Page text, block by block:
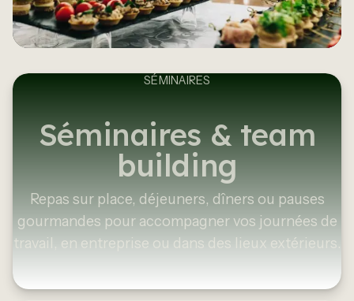
SÉMINAIRES
Séminaires & team
building
Repas sur place, déjeuners, dîners ou pauses
gourmandes pour accompagner vos journées de
travail, en entreprise ou dans des lieux extérieurs.